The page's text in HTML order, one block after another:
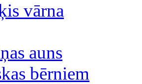
vārna
auns
bērniem